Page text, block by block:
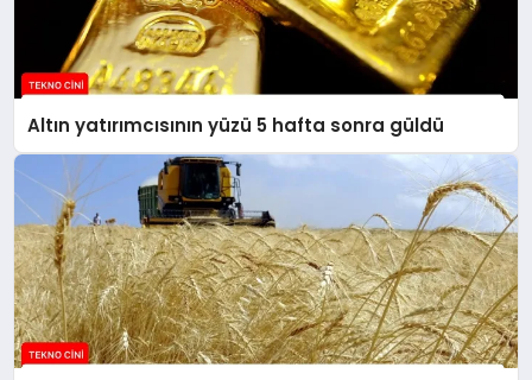
Altın yatırımcısının yüzü 5 hafta sonra güldü